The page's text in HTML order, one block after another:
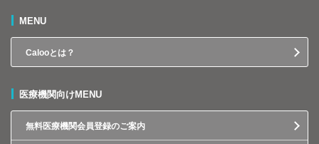
MENU
Calooとは？
医療機関向けMENU
無料医療機関会員登録のご案内